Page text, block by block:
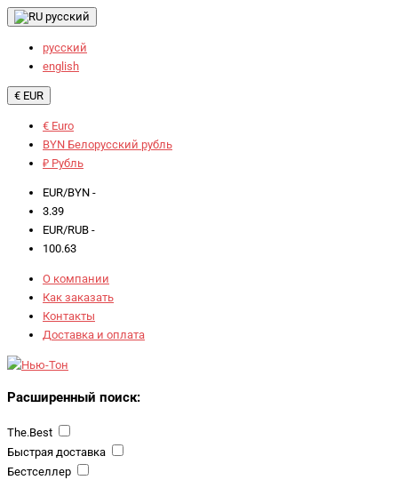
русский
русский
english
€ EUR
€ Euro
BYN Белорусский рубль
₽ Рубль
EUR/BYN -
3.39
EUR/RUB -
100.63
О компании
Как заказать
Контакты
Доставка и оплата
Расширенный поиск:
The.Best
Быстрая доставка
Бестселлер